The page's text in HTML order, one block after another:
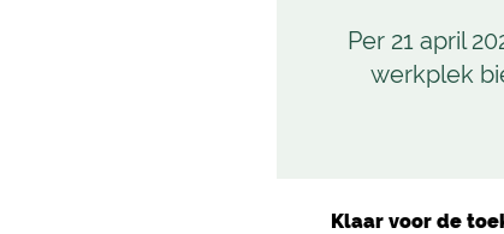
Per 21 april
werkplek
Klaar voor de